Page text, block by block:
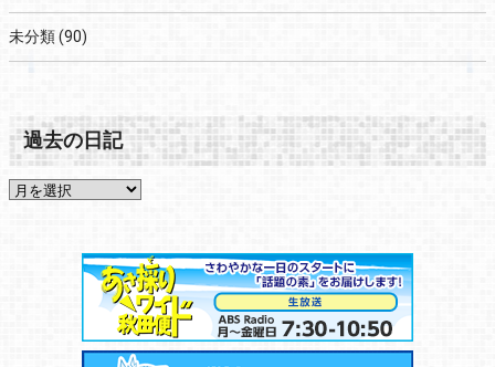
未分類(90)
過去の日記